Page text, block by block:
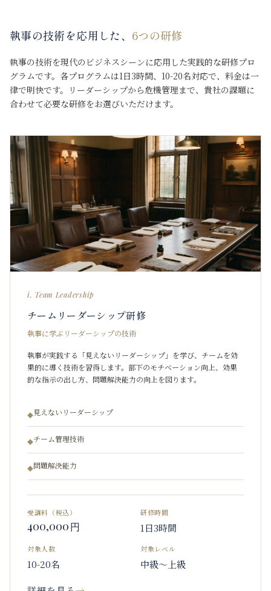
執事の技術を応用した、 6つの研修
執事の技術を現代のビジネスシーンに応用した実践的な研修プロ
グラムです。各プログラムは1日3時間、10-20名対応で、料金は一
律で明快です。リーダーシップから危機管理まで、貴社の課題に
合わせて必要な研修をお選びいただけます。
i. Team Leadership
チームリーダーシップ研修
執事に学ぶリーダーシップの技術
執事が実践する「見えないリーダーシップ」を学び、チームを効
果的に導く技術を習得します。部下のモチベーション向上、効果
的な指示の出し方、問題解決能力の向上を図ります。
◆見えないリーダーシップ
◆チーム管理技術
◆問題解決能力
受講料（税込）
400,000円
研修時間
1日3時間
対象人数
10-20名
対象レベル
中級〜上級